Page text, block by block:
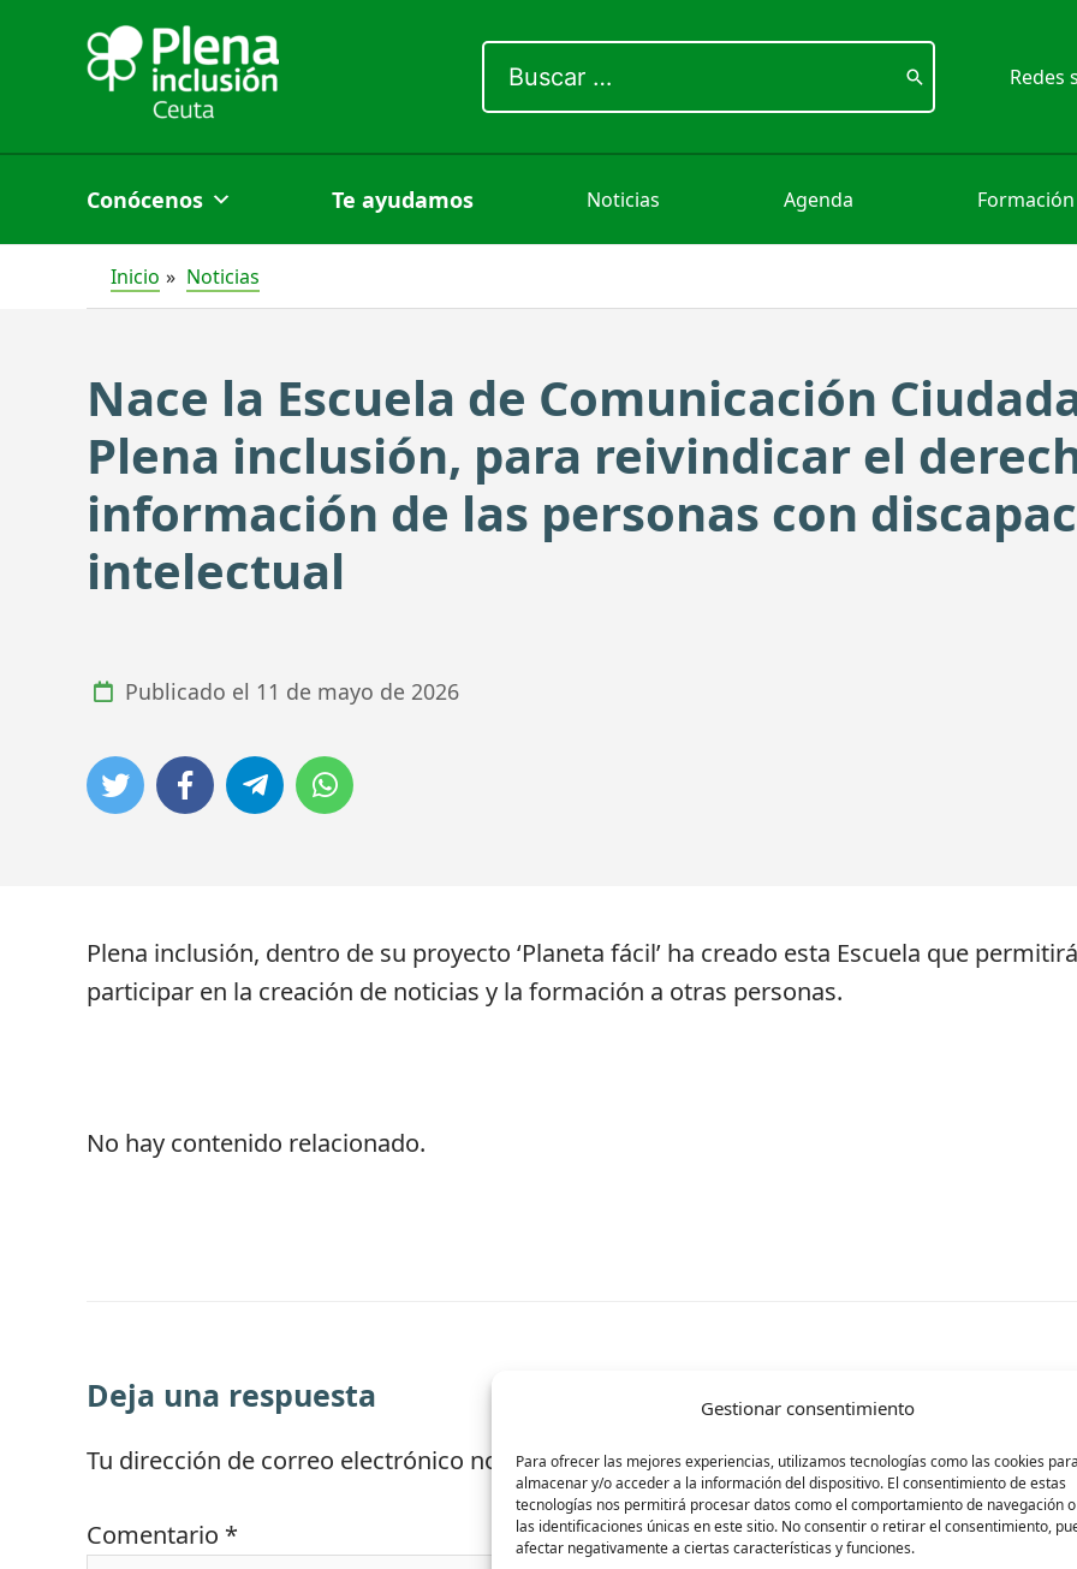
Gestionar consentimiento
Para ofrecer las mejores experiencias, utilizamos tecnologías como las cookies
almacenar y/o acceder a la información del dispositivo. El consentimiento de estas
tecnologías nos permitirá procesar datos como el comportamiento de navegación o
las identificaciones únicas en este sitio. No consentir o retirar el consentimiento,
afectar negativamente a ciertas características y funciones.
contenido
por:
Redes
Conócenos Te ayudamos Noticias Agenda Formación
Inicio Noticias
Nace la Escuela de Comunicación
Plena inclusión, para reivindicar el
información de las personas con
intelectual
Publicado el 11 de mayo de 2026
Plena inclusión, dentro de su proyecto ‘Planeta fácil’ ha creado esta Escuela que
participar en la creación de noticias y la formación a otras personas.
No hay contenido relacionado.
Deja una respuesta
Tu dirección de correo electrónico no será publicada.Los campos obligatorios están
Comentario *